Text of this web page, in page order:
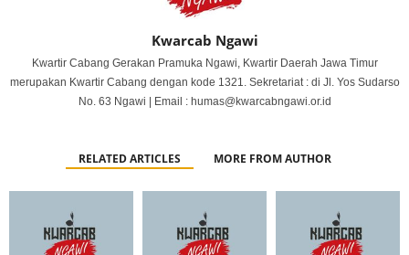
Kwarcab Ngawi
Kwartir Cabang Gerakan Pramuka Ngawi, Kwartir Daerah Jawa Timur
merupakan Kwartir Cabang dengan kode 1321. Sekretariat : di Jl. Yos Sudarso
No. 63 Ngawi | Email : humas@kwarcabngawi.or.id
RELATED ARTICLES MORE FROM AUTHOR